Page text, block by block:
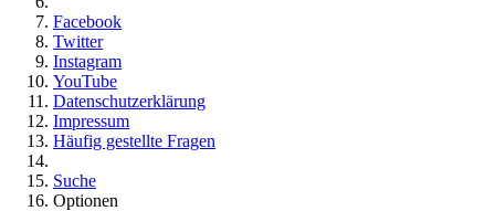
Facebook
Twitter
Instagram
YouTube
Datenschutzerklärung
Impressum
Häufig gestellte Fragen
Suche
Optionen